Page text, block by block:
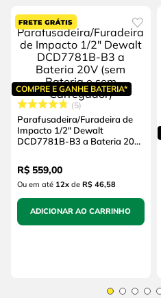
COMPRE E GANHE BATERIA*
5
Parafusadeira/Furadeira de
Impacto 1/2" Dewalt
DCD7781B-B3 a Bateria 20V
Carregador)
R$ 559,00
Ou em até 12x de R$ 46,58
ADICIONAR AO CARRINHO